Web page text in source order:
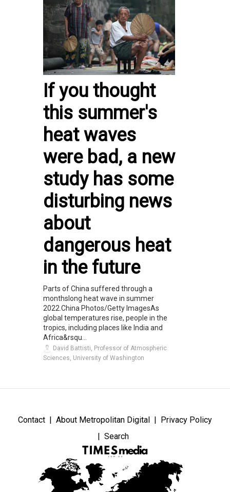
If you thought
this summer's
heat waves
were bad, a new
study has some
disturbing news
about
dangerous heat
in the future
Parts of China suffered through a
monthslong heat wave in summer
2022.China Photos/Getty ImagesAs
global temperatures rise, people in the
tropics, including places like India and
Africa&rsqu...
David Battisti, Professor of Atmospheric
Sciences, University of Washington
Contact About Metropolitan Digital
Privacy Policy
Search